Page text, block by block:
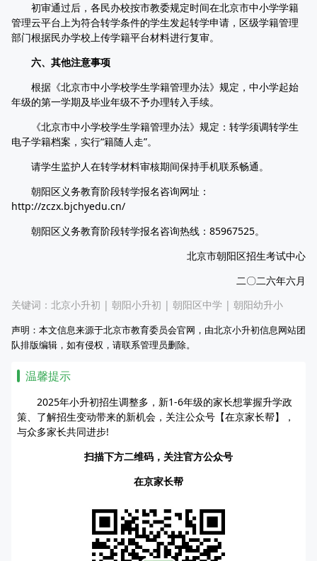
初审通过后，各民办校按市教委规定时间在北京市中小学学籍
管理云平台上为符合转学条件的学生发起转学申请，区级学籍管理
部门根据民办学校上传学籍平台材料进行复审。
六、其他注意事项
根据《北京市中小学校学生学籍管理办法》规定，中小学起始
年级的第一学期及毕业年级不予办理转入手续。
《北京市中小学校学生学籍管理办法》规定：转学须调转学生
电子学籍档案，实行“籍随人走”。
请学生监护人在转学材料审核期间保持手机联系畅通。
朝阳区义务教育阶段转学报名咨询网址：
http://zczx.bjchyedu.cn/
朝阳区义务教育阶段转学报名咨询热线：85967525。
北京市朝阳区招生考试中心
二〇二六年六月
关键词： 北京小升初 | 朝阳小升初 | 朝阳区中学 | 朝阳幼升小
声明：本文信息来源于北京市教育委员会官网，由北京小升初信息网站团
队排版编辑，如有侵权，请联系管理员删除。
温馨提示
2025年小升初招生调整多，新1-6年级的家长想掌握升学政
策、了解招生变动带来的新机会，关注公众号【在京家长帮】，
与众多家长共同进步!
扫描下方二维码，关注官方公众号
在京家长帮